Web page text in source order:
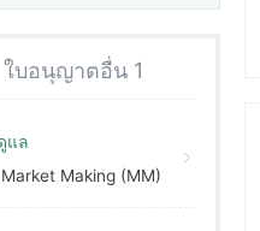
ใบอนุญาตอื่น 1
แล
Making (MM)